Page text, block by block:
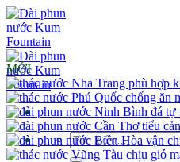
Bỏ
qua
nội
dung
Tìm
kiếm:
MỚI